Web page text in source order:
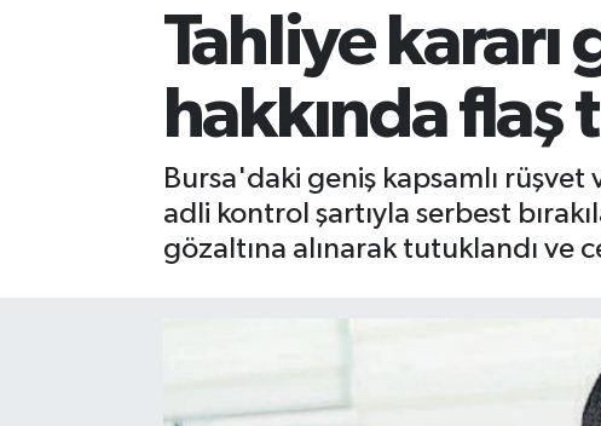
Tahliye kararı
hakkında flaş
Bursa'daki geniş kapsamlı rüşvet
adli kontrol şartıyla serbest
gözaltına alınarak tutuklandı ve
Foto Galeri